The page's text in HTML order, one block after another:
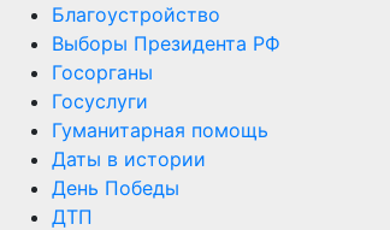
Благоустройство
Выборы Президента РФ
Госорганы
Госуслуги
Гуманитарная помощь
Даты в истории
День Победы
ДТП